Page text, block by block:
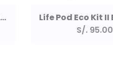
Life Pod Eco Kit II Banana Custard 10000 Puff 5%
S/. 95.00